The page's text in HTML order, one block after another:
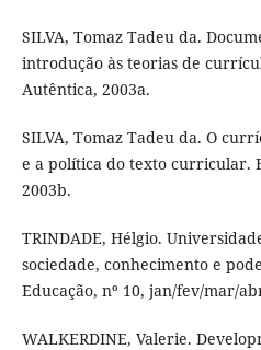
SILVA, Tomaz Tadeu da.
introdução às teorias de
Autêntica, 2003a.
SILVA, Tomaz Tadeu da. O
e a política do texto curricular.
2003b.
TRINDADE, Hélgio.
sociedade, conhecimento e
Educação, nº 10, jan/fev/mar/
WALKERDINE, Valerie.